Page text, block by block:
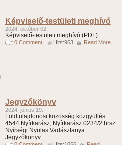
Képviselő-testületi meghívó
2024. október 02.
Képviselő-testületi meghívó (PDF)
0 Comment Hits:963 Read More...
Jegyzőkönyv
2024. június 19.
Földtulajdonosi közösség közgyüllés.
4544 Nyírkarász, Nyírkarász 0234/2 hrsz
Nyírségi Nyulas Vadásztanya
Jegyzőkönyv